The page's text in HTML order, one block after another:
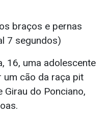
braços e pernas
7 segundos)
16, uma adolescente
um cão da raça pit
Girau do Ponciano,